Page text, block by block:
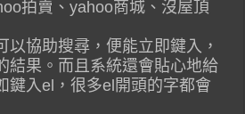
拍賣、yahoo商城、沒屋頂
以協助搜尋，便能立即鍵入，
結果。而且系統還會貼心地給
鍵入el，很多el開頭的字都會